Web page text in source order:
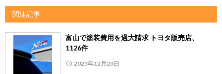
関連記事
富山で塗装費用を過大請求 トヨタ販売店、
1126件
2023年12月23日